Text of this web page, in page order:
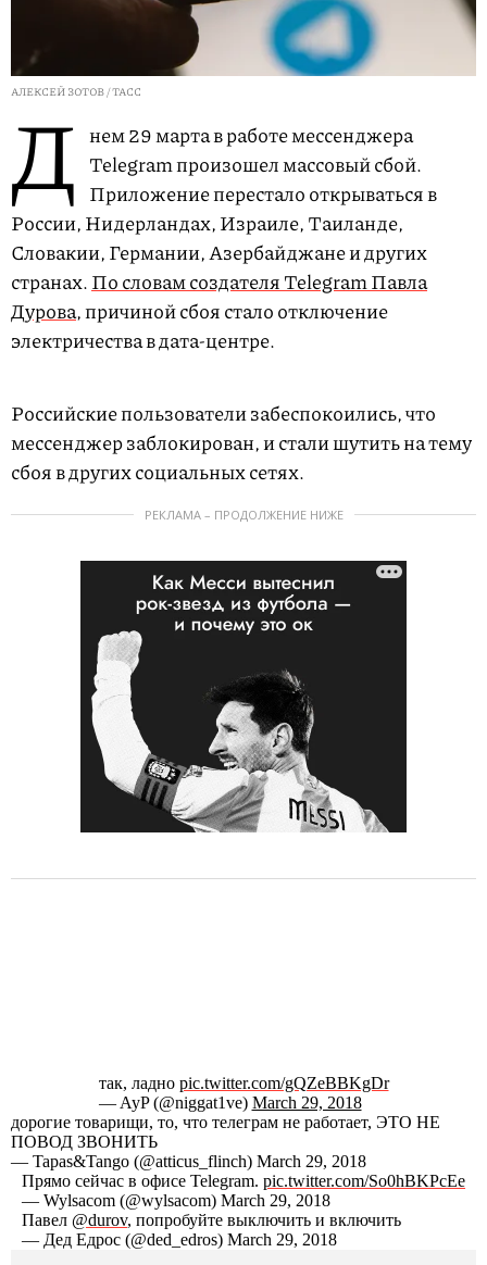
АЛЕКСЕЙ ЗОТОВ / ТАСС
Д нем 29 марта в работе мессенджера
Telegram произошел массовый сбой.
Приложение перестало открываться в
России, Нидерландах, Израиле, Таиланде,
Словакии, Германии, Азербайджане и других
странах.По словам создателя Telegram Павла
Дурова, причиной сбоя стало отключение
электричества в дата-центре.
Российские пользователи забеспокоились, что
мессенджер заблокирован, и стали шутить на тему
сбоя в других социальных сетях.
РЕКЛАМА – ПРОДОЛЖЕНИЕ НИЖЕ
так, ладно pic.twitter.com/gQZeBBKgDr
— AyP (@niggat1ve) March 29, 2018
дорогие товарищи, то, что телеграм не работает, ЭТО НЕ
ПОВОД ЗВОНИТЬ
— Tapas&Tango (@atticus_flinch) March 29, 2018
Прямо сейчас в офисе Telegram. pic.twitter.com/So0hBKPcEe
— Wylsacom (@wylsacom) March 29, 2018
Павел @durov, попробуйте выключить и включить
— Дед Едрос (@ded_edros) March 29, 2018